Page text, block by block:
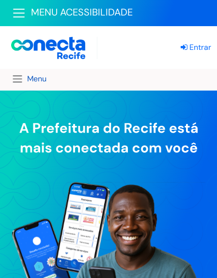
MENU ACESSIBILIDADE
Entrar
Menu